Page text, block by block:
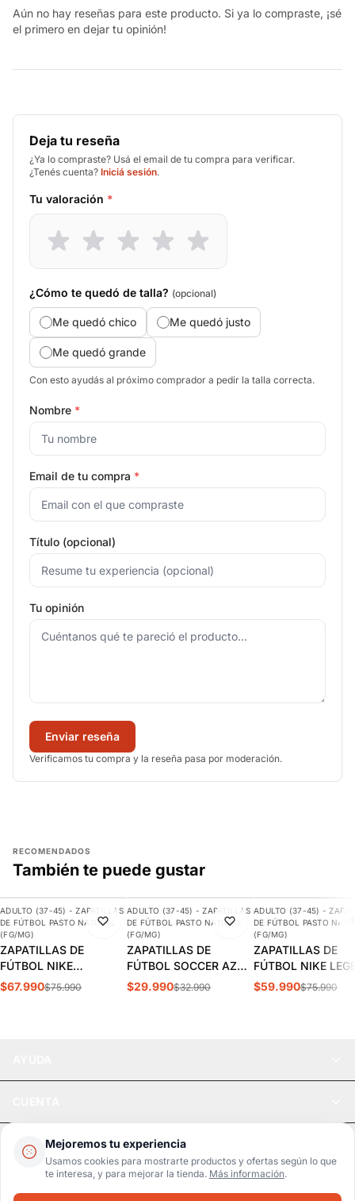
Mejoremos tu experiencia
Usamos cookies para mostrarte productos y ofertas según lo que
te interesa, y para mejorar la tienda. Más información.
Aún no hay reseñas para este producto. Si ya lo compraste, ¡sé
el primero en dejar tu opinión!
Deja tu reseña
¿Ya lo compraste? Usá el email de tu compra para verificar.
¿Tenés cuenta? Iniciá sesión.
Tu valoración *
¿Cómo te quedó de talla? (opcional)
Me quedó chico Me quedó justo
Me quedó grande
Con esto ayudás al próximo comprador a pedir la talla correcta.
Nombre *
Email de tu compra *
Título (opcional)
Tu opinión
Enviar reseña
Verificamos tu compra y la reseña pasa por moderación.
RECOMENDADOS
También te puede gustar
-11%
AGREGAR
ADULTO (37-45) - ZAPATILLAS
DE FÚTBOL PASTO NATURAL
(FG/MG)
ZAPATILLAS DE
FÚTBOL NIKE
MERCURIAL VAPOR 15
$67.990$75.990
-9%
AGREGAR
ADULTO (37-45) - ZAPATILLAS
DE FÚTBOL PASTO NATURAL
(FG/MG)
ZAPATILLAS DE
FÚTBOL SOCCER AZUL
ADULTO | SPS-11
$29.990$32.990
-21%
DESTACADO
ADULTO (37-45) -
DE FÚTBOL PASTO
(FG/MG)
ZAPATILLAS DE
FÚTBOL NIKE
10 CLUB FG/MG
$59.990$75.990
LEGAL
Pago seguro SSL / Datos protegidos